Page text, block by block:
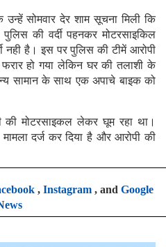
सोमवार देर शाम सूचना मिली कि
की वर्दी पहनकर मोटरसाइकिल
नही है। इस पर पुलिस की टीमें आरोपी
हो गया लेकिन घर की तलाशी के
सामान के साथ एक अपाचे बाइक को
की मोटरसाइकल लेकर घूम रहा था।
दर्ज कर दिया है और आरोपी की
, Instagram, and Google